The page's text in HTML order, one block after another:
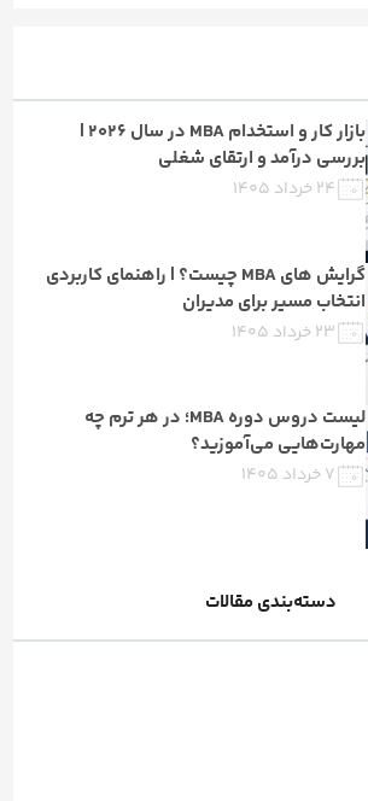
بازار کار و استخدام MBA در سال ۲۰۲۶ |
بررسی درآمد و ارتقای شغلی
۲۴ خرداد ۱۴۰۵
گرایش های MBA چیست؟ | راهنمای کاربردی
انتخاب مسیر برای مدیران
۲۳ خرداد ۱۴۰۵
لیست دروس دوره MBA؛ در هر ترم چه
مهارت‌هایی می‌آموزید؟
۷ خرداد ۱۴۰۵
دسته‌بندی مقالات